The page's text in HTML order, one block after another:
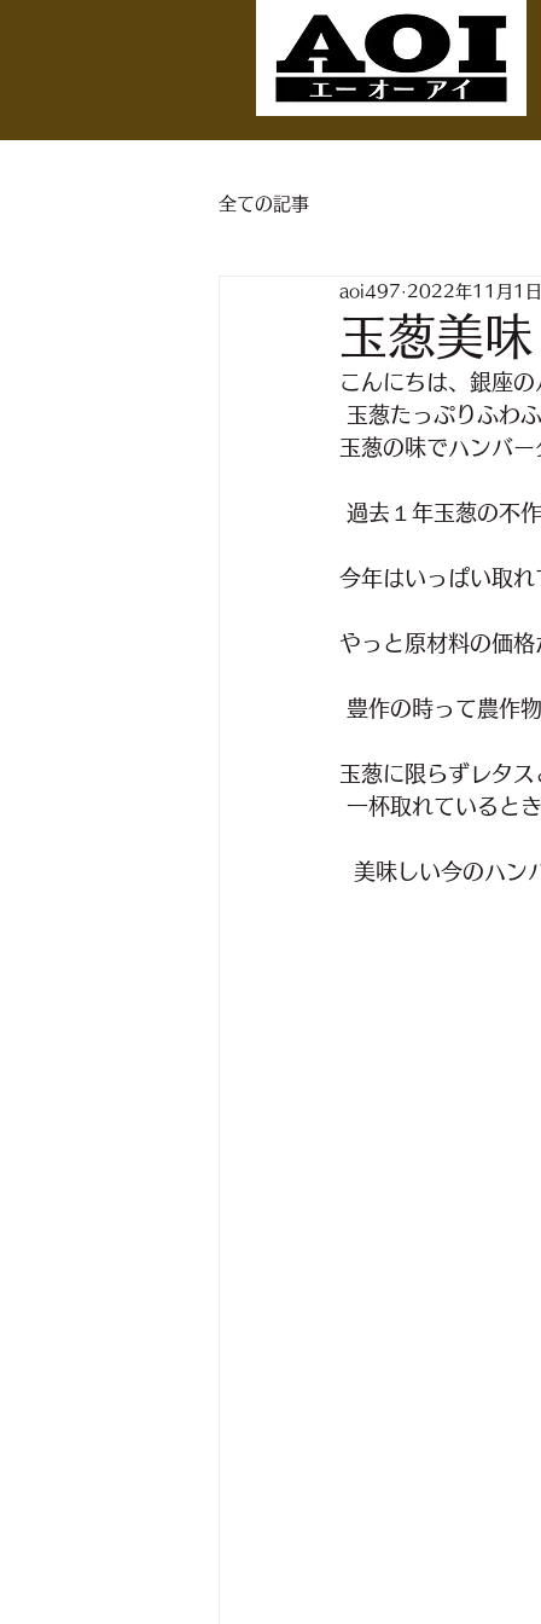
全ての記事
玉葱美
aoi497 2022年11月1日
こんにちは、銀座
玉葱たっぷりふわ
玉葱の味でハンバ
過去１年玉葱の不
今年はいっぱい取
やっと原材料の価
豊作の時って農作
玉葱に限らずレタ
一杯取れていると
美味しい今のハ